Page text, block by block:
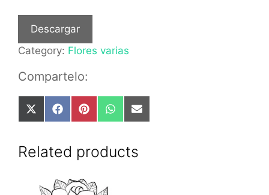
Descargar
Category: Flores varias
Compartelo:
Share
on
(Twitter)
Share
on
Share
on
Share
on
Share
on
Related products